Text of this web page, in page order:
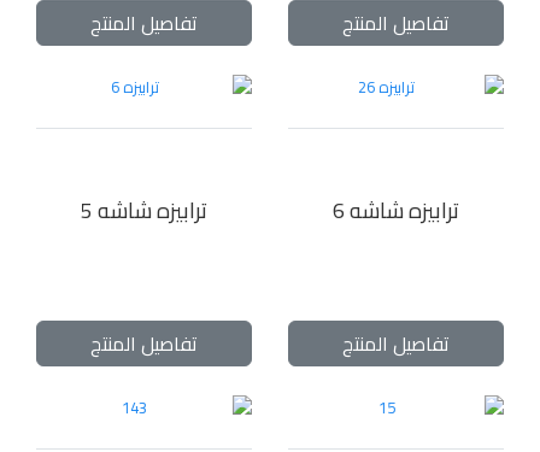
تفاصيل المنتج تفاصيل المنتج
ترابيزه شاشه 6
تفاصيل المنتج
ترابيزه شاشه 5
تفاصيل المنتج